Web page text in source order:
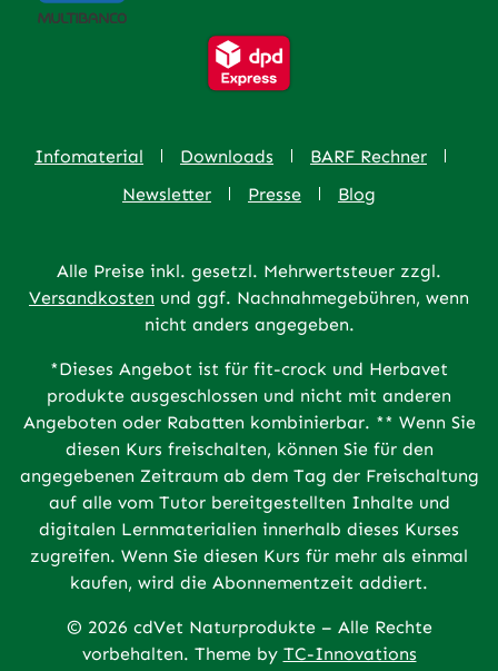
Infomaterial Downloads
BARF Rechner
Newsletter
Presse Blog
Alle Preise inkl. gesetzl. Mehrwertsteuer zzgl.
Versandkosten und ggf. Nachnahmegebühren, wenn
nicht anders angegeben.
*Dieses Angebot ist für fit-crock und Herbavet
produkte ausgeschlossen und nicht mit anderen
Angeboten oder Rabatten kombinierbar. ** Wenn Sie
diesen Kurs freischalten, können Sie für den
angegebenen Zeitraum ab dem Tag der Freischaltung
auf alle vom Tutor bereitgestellten Inhalte und
digitalen Lernmaterialien innerhalb dieses Kurses
zugreifen. Wenn Sie diesen Kurs für mehr als einmal
kaufen, wird die Abonnementzeit addiert.
© 2026 cdVet Naturprodukte – Alle Rechte
vorbehalten. Theme by TC-Innovations